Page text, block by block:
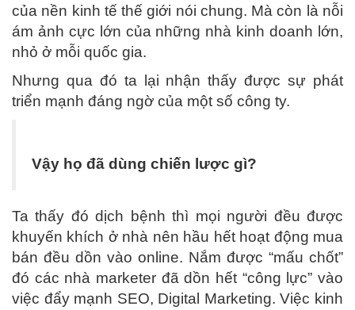
của nền kinh tế thế giới nói chung. Mà còn là nỗi
ám ảnh cực lớn của những nhà kinh doanh lớn,
nhỏ ở mỗi quốc gia.
Nhưng qua đó ta lại nhận thấy được sự phát
triển mạnh đáng ngờ của một số công ty.
Vậy họ đã dùng chiến lược gì?
Ta thấy đó dịch bệnh thì mọi người đều được
khuyến khích ở nhà nên hầu hết hoạt động mua
bán đều dồn vào online. Nắm được “mấu chốt”
đó các nhà marketer đã dồn hết “công lực” vào
việc đẩy mạnh SEO, Digital Marketing. Việc kinh